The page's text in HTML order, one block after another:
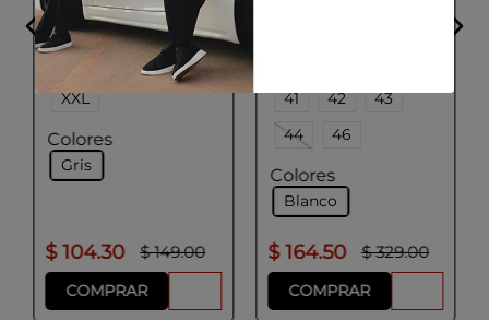
Talla
L
XL
XXL
Colores
Gris
$ 104.30 $ 149.00
COMPRAR
41
42
43
44
46
Colores
Blanco
$ 164.50 $ 329.00
COMPRAR